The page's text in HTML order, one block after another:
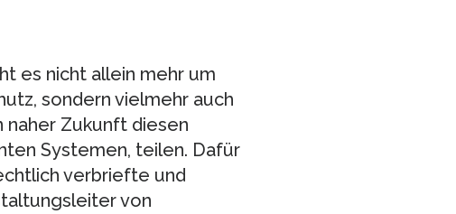
es nicht allein mehr um
sondern vielmehr auch
naher Zukunft diesen
Systemen, teilen. Dafür
verbriefte und
von